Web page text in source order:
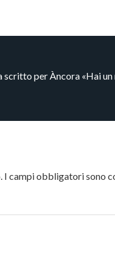
scritto per Àncora «Hai
I campi obbligatori sono